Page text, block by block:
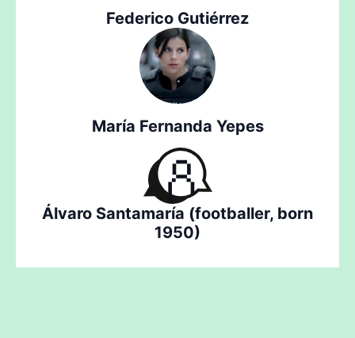
Federico Gutiérrez
María Fernanda Yepes
Álvaro Santamaría (footballer, born
1950)